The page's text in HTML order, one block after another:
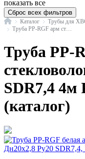
показать все
Сброс всех фильтров
ГлавнаяКаталог Трубы для
Труба PP-RGF арм стекловолокном белая Ру20 SDR7,4 РосТурПласт
Труба PP-
SDR7,4 4м
(каталог)